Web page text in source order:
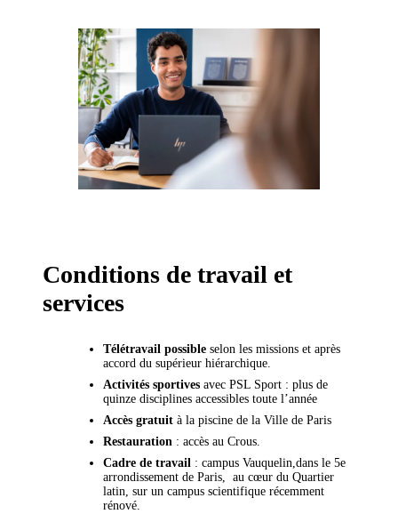
Conditions de travail et
services
Télétravail possible selon les missions et après
accord du supérieur hiérarchique.
Activités sportives avec PSL Sport : plus de
quinze disciplines accessibles toute l’année
Accès gratuit à la piscine de la Ville de Paris
Restauration : accès au Crous.
Cadre de travail : campus Vauquelin,dans le 5e
arrondissement de Paris, au cœur du Quartier
latin, sur un campus scientifique récemment
rénové.